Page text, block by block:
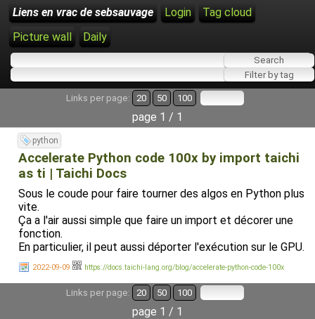
Liens en vrac de sebsauvage Login
Tag cloud
Picture wall
Daily
Links per page: 20 50 100
page 1 / 1
python
Accelerate Python code 100x by import taichi
as ti | Taichi Docs
Sous le coude pour faire tourner des algos en Python plus
vite.
Ça a l'air aussi simple que faire un import et décorer une
fonction.
En particulier, il peut aussi déporter l'exécution sur le GPU.
2022-09-09 https://docs.taichi-lang.org/blog/accelerate-python-code-100x
Links per page: 20 50 100
page 1 / 1